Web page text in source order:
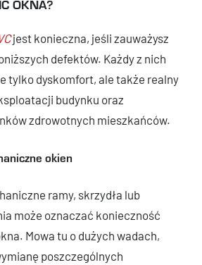
OKNA?
jest konieczna, jeśli zauważysz
defektów. Każdy z nich
tylko dyskomfort, ale także realny
budynku oraz
zdrowotnych mieszkańców.
okien
ramy, skrzydła lub
może oznaczać konieczność
Mowa tu o dużych wadach,
poszczególnych